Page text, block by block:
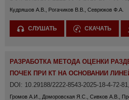
Кудряшов А.В., Рогачиков В.В., Севрюков Ф.А.
СЛУШАТЬ СКАЧАТЬ
РАЗРАБОТКА МЕТОДА ОЦЕНКИ
ПОЧЕК ПРИ КТ НА ОСНОВАНИИ
DOI: 10.29188/2222-8543-2025-18-4-72-
Громов А.И., Доморовская Я.С., Сивков А.В.,